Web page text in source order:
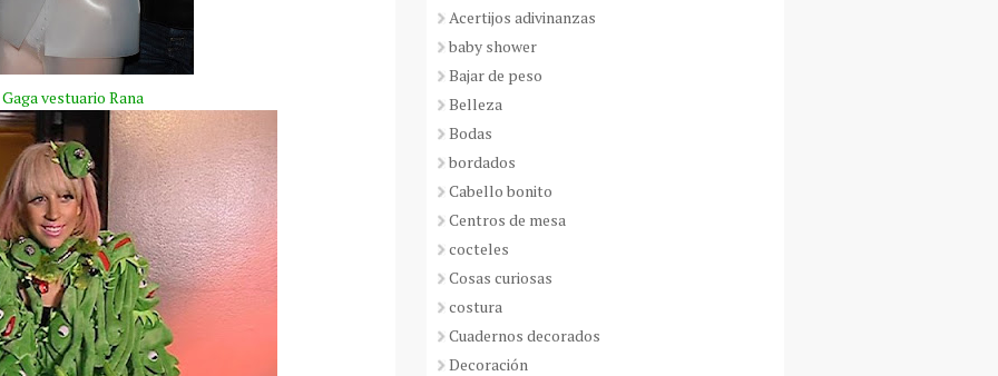
vestuario Rana
Acertijos adivinanzas
baby shower
Bajar de peso
Belleza
Bodas
bordados
Cabello bonito
Centros de mesa
cocteles
Cosas curiosas
costura
Cuadernos decorados
Decoración